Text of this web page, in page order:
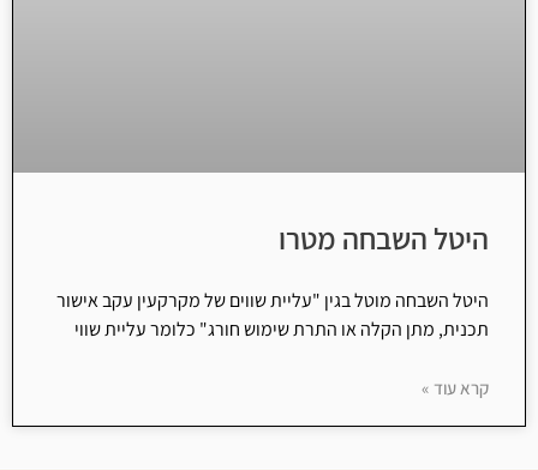
היטל השבחה מטרו
היטל השבחה מוטל בגין "עליית שווים של מקרקעין עקב אישור
תכנית, מתן הקלה או התרת שימוש חורג" כלומר עליית שווי
קרא עוד »